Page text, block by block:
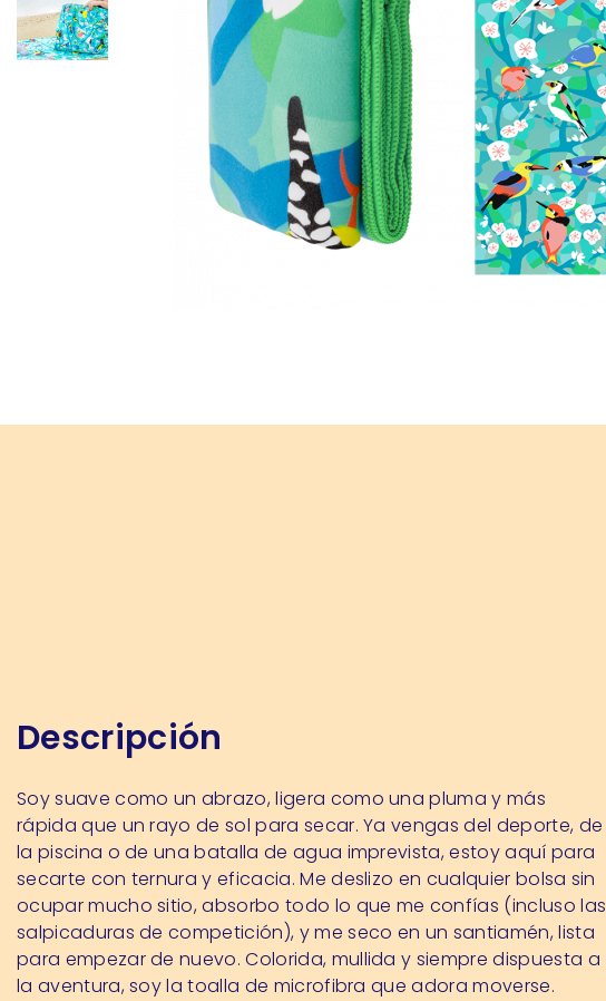
Descripción
Soy suave como un abrazo, ligera como una pluma y más
rápida que un rayo de sol para secar. Ya vengas del deporte, de
la piscina o de una batalla de agua imprevista, estoy aquí para
secarte con ternura y eficacia. Me deslizo en cualquier bolsa sin
ocupar mucho sitio, absorbo todo lo que me confías (incluso las
salpicaduras de competición), y me seco en un santiamén, lista
para empezar de nuevo. Colorida, mullida y siempre dispuesta a
la aventura, soy la toalla de microfibra que adora moverse.